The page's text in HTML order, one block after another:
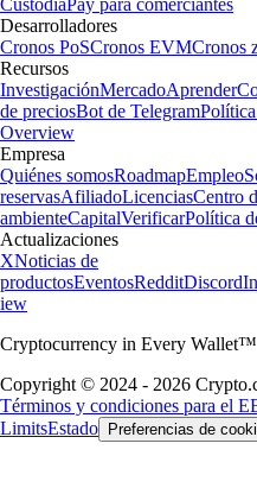
Custodia Pay para comerciantes
Desarrolladores
Cronos PoSCronos EVMCronos
Recursos
InvestigaciónMercadoAprender
de preciosBot de Telegram
Overview
Empresa
Quiénes somosRoadmapEmpleo
reservasAfiliadoLicenciasCentro
ambienteCapitalVerificarPolítica
Actualizaciones
XNoticias de
productosEventosRedditDiscord
iew
Cryptocurrency in Every Wallet™
Copyright © 2024 - 2026
Términos y condiciones para el
LimitsEstado Preferencias de